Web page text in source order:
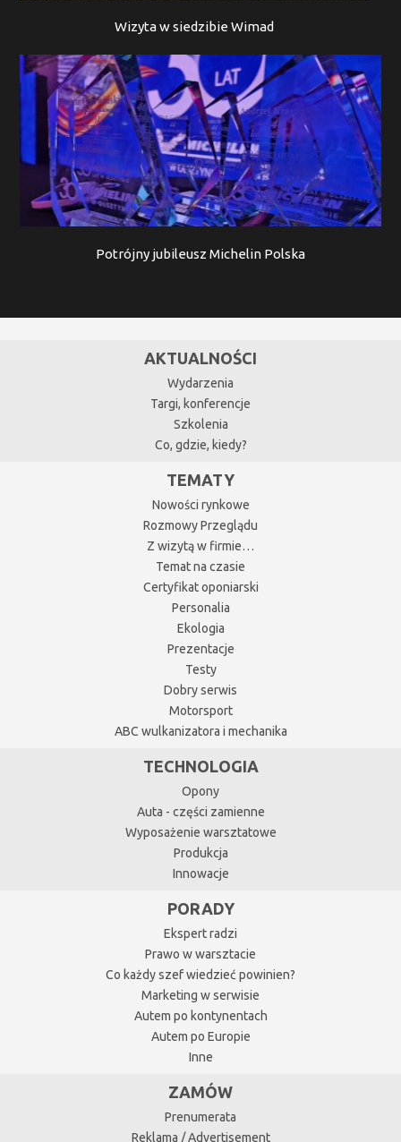
Wizyta w siedzibie Wimad
Potrójny jubileusz Michelin Polska
AKTUALNOŚCI
Wydarzenia
Targi, konferencje
Szkolenia
Co, gdzie, kiedy?
TEMATY
Nowości rynkowe
Rozmowy Przeglądu
Z wizytą w firmie…
Temat na czasie
Certyfikat oponiarski
Personalia
Ekologia
Prezentacje
Testy
Dobry serwis
Motorsport
ABC wulkanizatora i mechanika
TECHNOLOGIA
Opony
Auta - części zamienne
Wyposażenie warsztatowe
Produkcja
Innowacje
PORADY
Ekspert radzi
Prawo w warsztacie
Co każdy szef wiedzieć powinien?
Marketing w serwisie
Autem po kontynentach
Autem po Europie
Inne
ZAMÓW
Prenumerata
Reklama / Advertisement